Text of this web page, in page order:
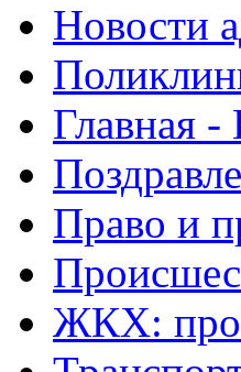
Новости
Главная -
Право и
ЖКХ: